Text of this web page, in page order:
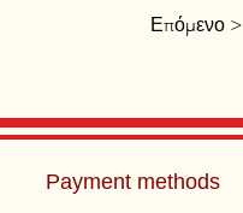
Επόμενο >
Payment methods